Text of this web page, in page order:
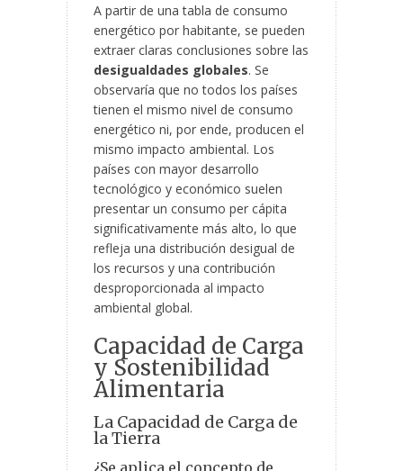
A partir de una tabla de consumo
energético por habitante, se pueden
extraer claras conclusiones sobre las
desigualdades globales. Se
observaría que no todos los países
tienen el mismo nivel de consumo
energético ni, por ende, producen el
mismo impacto ambiental. Los
países con mayor desarrollo
tecnológico y económico suelen
presentar un consumo per cápita
significativamente más alto, lo que
refleja una distribución desigual de
los recursos y una contribución
desproporcionada al impacto
ambiental global.
Capacidad de Carga
y Sostenibilidad
Alimentaria
La Capacidad de Carga de
la Tierra